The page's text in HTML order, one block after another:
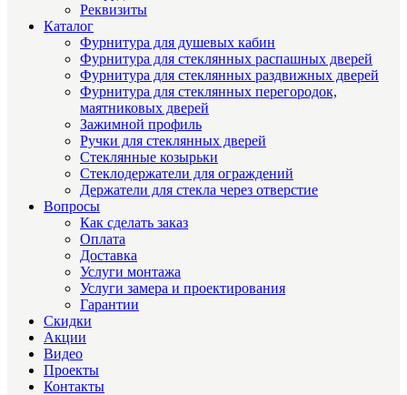
Реквизиты
Каталог
Фурнитура для душевых кабин
Фурнитура для стеклянных распашных дверей
Фурнитура для стеклянных раздвижных дверей
Фурнитура для стеклянных перегородок,
маятниковых дверей
Зажимной профиль
Ручки для стеклянных дверей
Стеклянные козырьки
Стеклодержатели для ограждений
Держатели для стекла через отверстие
Вопросы
Как сделать заказ
Оплата
Доставка
Услуги монтажа
Услуги замера и проектирования
Гарантии
Скидки
Акции
Видео
Проекты
Контакты